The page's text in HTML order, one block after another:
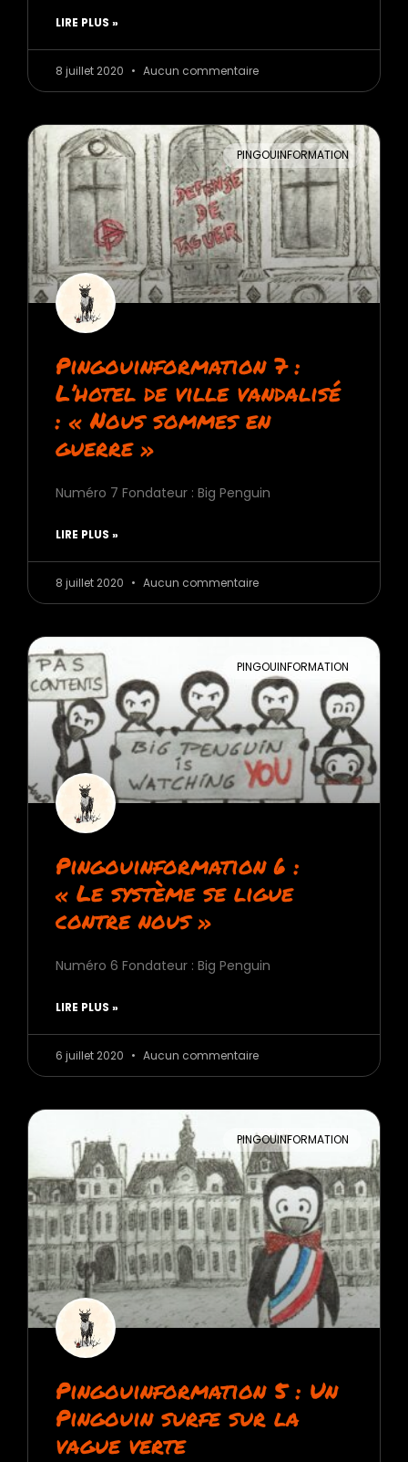
LIRE PLUS »
8 juillet 2020 Aucun commentaire
PINGOUINFORMATION
Pingouinformation 7 :
L’hotel de ville vandalisé
: « Nous sommes en
guerre »
Numéro 7 Fondateur : Big Penguin
LIRE PLUS »
8 juillet 2020 Aucun commentaire
PINGOUINFORMATION
Pingouinformation 6 :
« Le système se ligue
contre nous »
Numéro 6 Fondateur : Big Penguin
LIRE PLUS »
6 juillet 2020 Aucun commentaire
PINGOUINFORMATION
Pingouinformation 5 : Un
Pingouin surfe sur la
vague verte